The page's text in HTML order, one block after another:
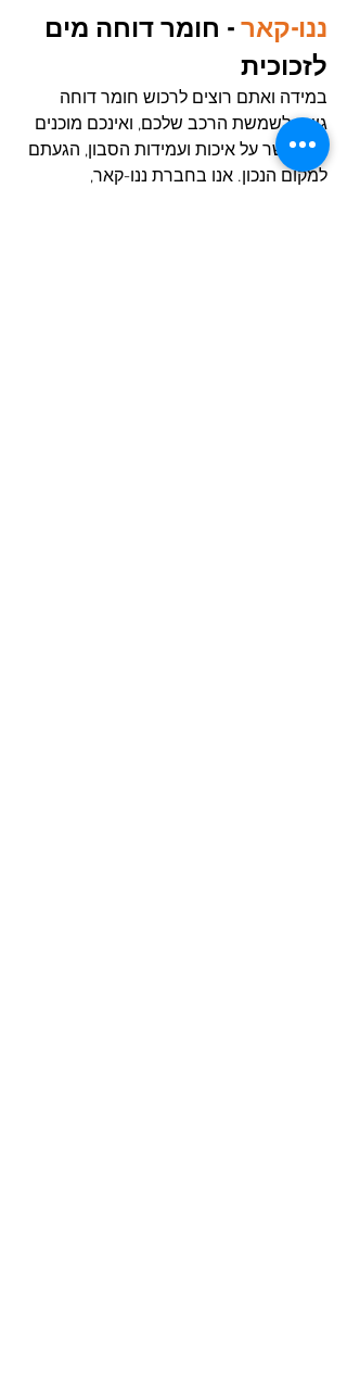
ננו-קאר - חומר דוחה מים
לזכוכית
במידה ואתם רוצים לרכוש חומר דוחה
גשם לשמשת הרכב שלכם, ואינכם מוכנים
להתפשר על איכות ועמידות הסבון, הגעתם
למקום הנכון. אנו בחברת ננו-קאר,